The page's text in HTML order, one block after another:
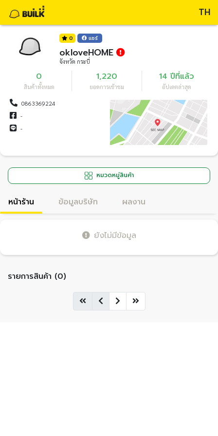
TH
0 แชร์
okloveHOME
จังหวัด กระบี่
0
สินค้าทั้งหมด
1,220
ยอดการเข้าชม
14 ปีที่แล้ว
อัปเดตล่าสุด
0863369224
-
-
หมวดหมู่สินค้า
หน้าร้าน ข้อมูลบริษัท ผลงาน
ยังไม่มีข้อมูล
รายการสินค้า (0)